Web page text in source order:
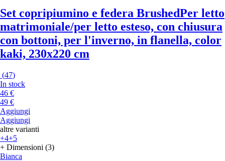
Set copripiumino e federa BrushedPer letto
matrimoniale/per letto esteso, con chiusura
con bottoni, per l'inverno, in flanella, color
kaki, 230x220 cm
(47)
In stock
46 €
49 €
Aggiungi
Aggiungi
altre varianti
+4+5
+ Dimensioni (3)
Bianca